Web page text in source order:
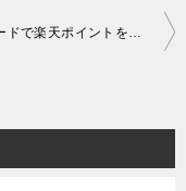
楽天カードで楽天ポイントをコワイほどためる7つの方法